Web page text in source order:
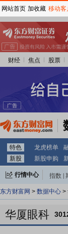
财经 焦点 股票
特色 龙虎榜单
新股
新股申购
行情中心 指数
东方财富网 > 数据中心 >
华厦眼科
网站首页 加收藏 移动客